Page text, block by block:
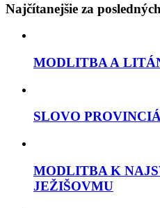
Najčítanejšie za
MODLITBA A
SLOVO
MODLITBA K
JEŽIŠOVMU